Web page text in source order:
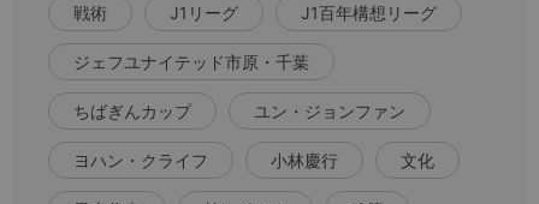
戦術 J1リーグ J1百年構想リーグ
ジェフユナイテッド市原・千葉
ちばぎんカップ ユン・ジョンファン
ヨハン・クライフ 小林慶行 文化